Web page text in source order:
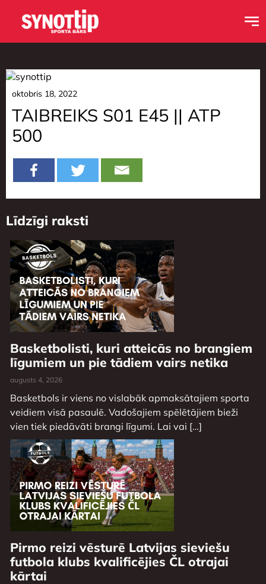
oktobris 18, 2022
TAIBREIKS S01 E45 || ATP
500
Līdzīgi raksti
Basketbolisti, kuri atteicās no brangiem
līgumiem un pie tādiem vairs netika
augusts 4, 2026
Basketbols ir viens no vislabāk apmaksātajiem sporta
veidiem visā pasaulē. Vadošajiem spēlētājiem bieži
vien tiek piedāvāti brangi līgumi. Lai vai […]
Pirmo reizi vēsturē Latvijas sieviešu
futbola klubs kvalificējies ČL otrajai
kārtai